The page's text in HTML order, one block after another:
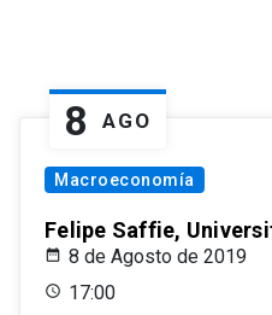
8 AGO
Macroeconomía
Felipe Saffie,
8 de Agosto de 2019
17:00